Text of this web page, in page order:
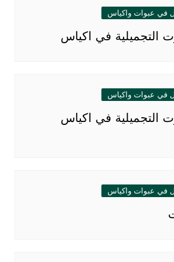
في عبوات واكياس
التجميلية في اكياس
في عبوات واكياس
التجميلية في اكياس
في عبوات واكياس